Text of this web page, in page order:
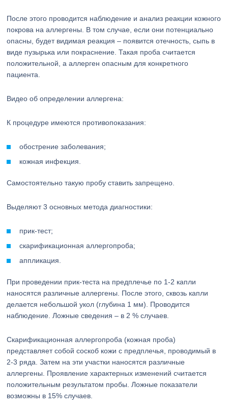
После этого проводится наблюдение и анализ реакции кожного
покрова на аллергены. В том случае, если они потенциально
опасны, будет видимая реакция – появится отечность, сыпь в
виде пузырька или покраснение. Такая проба считается
положительной, а аллерген опасным для конкретного
пациента.
Видео об определении аллергена:
К процедуре имеются противопоказания:
обострение заболевания;
кожная инфекция.
Самостоятельно такую пробу ставить запрещено.
Выделяют 3 основных метода диагностики:
прик-тест;
скарификационная аллергопроба;
аппликация.
При проведении прик-теста на предплечье по 1-2 капли
наносятся различные аллергены. После этого, сквозь капли
делается небольшой укол (глубина 1 мм). Проводится
наблюдение. Ложные сведения – в 2 % случаев.
Скарификационная аллергопроба (кожная проба)
представляет собой соскоб кожи с предплечья, проводимый в
2-3 ряда. Затем на эти участки наносятся различные
аллергены. Проявление характерных изменений считается
положительным результатом пробы. Ложные показатели
возможны в 15% случаев.